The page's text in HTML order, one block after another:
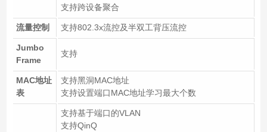
支持跨设备聚合
流量控制 支持802.3x流控及半双工背压流控
Jumbo
Frame
支持
MAC地址
表
支持黑洞MAC地址
支持设置端口MAC地址学习最大个数
支持基于端口的VLAN
支持QinQ